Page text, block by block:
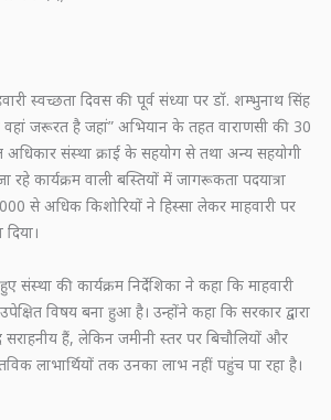
स्वच्छता दिवस की पूर्व संध्या पर डॉ. शम्भुनाथ सिंह
वहां जरूरत है जहां” अभियान के तहत वाराणसी की 30
अधिकार संस्था क्राई के सहयोग से तथा अन्य सहयोगी
कार्यक्रम वाली बस्तियों में जागरूकता पदयात्रा
से अधिक किशोरियों ने हिस्सा लेकर माहवारी पर
की कार्यक्रम निर्देशिका ने कहा कि माहवारी
विषय बना हुआ है। उन्होंने कहा कि सरकार द्वारा
सराहनीय हैं, लेकिन जमीनी स्तर पर बिचौलियों और
लाभार्थियों तक उनका लाभ नहीं पहुंच पा रहा है।